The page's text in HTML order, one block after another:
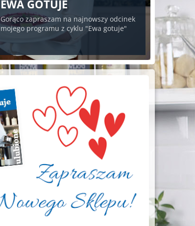
EWA GOTUJE
Gorąco zapraszam na najnowszy odcinek
mojego programu z cyklu "Ewa gotuje"